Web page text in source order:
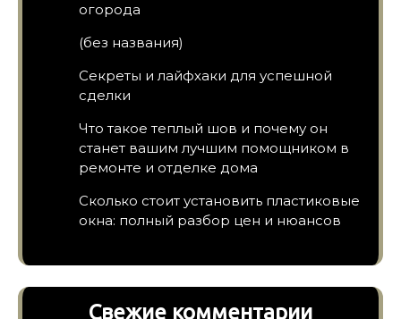
огорода
(без названия)
Секреты и лайфхаки для успешной
сделки
Что такое теплый шов и почему он
станет вашим лучшим помощником в
ремонте и отделке дома
Сколько стоит установить пластиковые
окна: полный разбор цен и нюансов
Свежие комментарии